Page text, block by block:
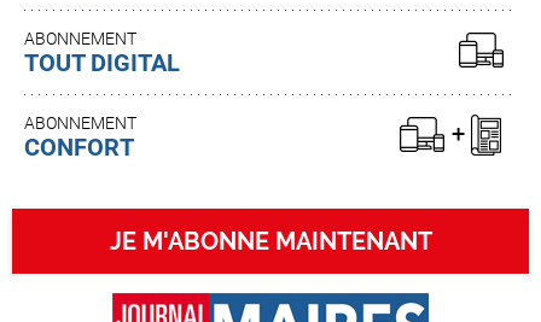
ABONNEMENT
TOUT DIGITAL
ABONNEMENT
CONFORT
JE M'ABONNE MAINTENANT